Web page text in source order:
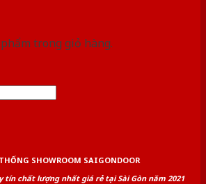
trong giỏ hàng.
SHOWROOM SAIGONDOOR
tín chất lượng nhất giá rẻ tại Sài Gòn năm 2021